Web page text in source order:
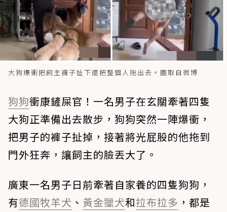
大狗爆衝把飼主褲子扯下還把整個人拖出去。圖取自微博
狗狗衝康鏟屎官！一名男子在玄關牽著四隻
大狗正準備出去散步，狗狗突然一陣爆衝，
把男子的褲子扯掉，接著將光屁股的他拖到
門外狂奔，讓飼主的臉丟大了。
廣東一名男子日前牽著自家養的四隻狗狗，
有德國牧羊犬 、 黃金獵犬和拉布拉多 ，都是